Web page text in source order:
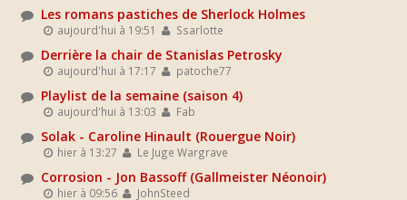
Les romans pastiches de Sherlock Holmes
aujourd'hui à 19:51 Ssarlotte
Derrière la chair de Stanislas Petrosky
aujourd'hui à 17:17 patoche77
Playlist de la semaine (saison 4)
aujourd'hui à 13:03 Fab
Solak - Caroline Hinault (Rouergue Noir)
hier à 13:27 Le Juge Wargrave
Corrosion - Jon Bassoff (Gallmeister Néonoir)
hier à 09:56 JohnSteed